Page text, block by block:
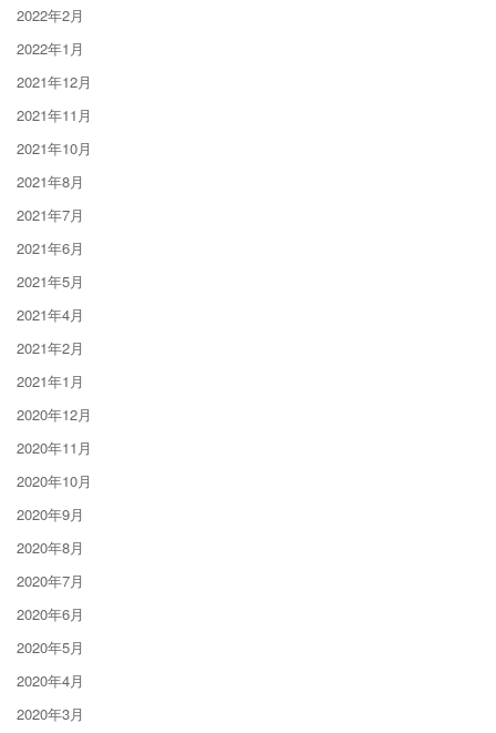
2022年2月
2022年1月
2021年12月
2021年11月
2021年10月
2021年8月
2021年7月
2021年6月
2021年5月
2021年4月
2021年2月
2021年1月
2020年12月
2020年11月
2020年10月
2020年9月
2020年8月
2020年7月
2020年6月
2020年5月
2020年4月
2020年3月